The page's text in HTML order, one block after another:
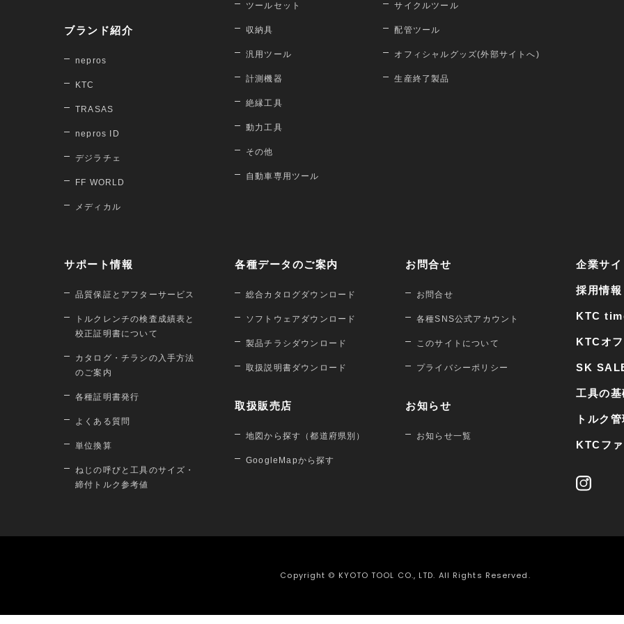
ブランド紹介
nepros
KTC
TRASAS
nepros ID
デジラチェ
FF WORLD
メディカル
ツールセット
収納具
汎用ツール
計測機器
絶縁工具
動力工具
その他
自動車専用ツール
サイクルツール
配管ツール
オフィシャルグッズ(外部サイトへ)
生産終了製品
サポート情報
品質保証とアフターサービス
トルクレンチの検査成績表と
校正証明書について
カタログ・チラシの入手方法
のご案内
各種証明書発行
よくある質問
単位換算
ねじの呼びと工具のサイズ・
締付トルク参考値
各種データのご案内
総合カタログダウンロード
ソフトウェアダウンロード
製品チラシダウンロード
取扱説明書ダウンロード
取扱販売店
地図から探す（都道府県別）
GoogleMapから探す
お問合せ
お問合せ
各種SNS公式アカウント
このサイトについて
プライバシーポリシー
お知らせ
お知らせ一覧
企業サイ
採用情報
KTC
KTCオ
SK
工具の
トルク
KTCフ
Copyright © KYOTO TOOL CO., LTD. All Rights Reserved.